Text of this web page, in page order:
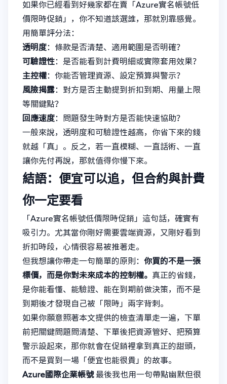
如果你已經看到好幾家都在賣「Azure實名帳號低
價限時促銷」，你不知道該選誰，那就別靠感覺。
用簡單評分法：
透明度：條款是否清楚、適用範圍是否明確？
可驗證性：是否能看到計費明細或實際套用效果？
主控權：你能否管理資源、設定預算與警示？
風險揭露：對方是否主動提到折扣到期、用量上限
等關鍵點？
回應速度：問題發生時對方是否能快速協助？
一般來說，透明度和可驗證性越高，你省下來的錢
就越「真」。反之，若一直模糊、一直話術、一直
讓你先付再說，那就值得你慢下來。
結語：便宜可以追，但合約與計費
你一定要看
「Azure實名帳號低價限時促銷」這句話，確實有
吸引力。尤其當你剛好需要雲端資源，又剛好看到
折扣時段，心情很容易被推著走。
但我想讓你帶走一句簡單的原則： 你買的不是一張
標價，而是你對未來成本的控制權。 真正的省錢，
是你能看懂、能驗證、能在到期前做決策，而不是
到期後才發現自己被「限時」兩字背刺。
如果你願意照著本文提供的檢查清單走一遍，下單
前把關鍵問題問清楚、下單後把資源管好、把預算
警示設起來，那你就會在促銷裡拿到真正的甜頭，
而不是買到一場「便宜也能很貴」的故事。
Azure國際企業帳號最後我也用一句帶點幽默但很